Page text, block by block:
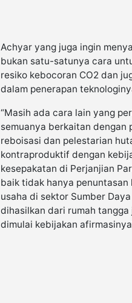
Achyar yang juga ingin
bukan satu-satunya cara
resiko kebocoran CO2 dan
dalam penerapan
“Masih ada cara lain yang
semuanya berkaitan dengan
reboisasi dan pelestarian
kontraproduktif dengan
kesepakatan di Perjanjian
baik tidak hanya
usaha di sektor Sumber
dihasilkan dari rumah
dimulai kebijakan